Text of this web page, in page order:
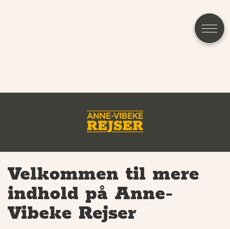
Velkommen til mere
indhold på Anne-
Vibeke Rejser